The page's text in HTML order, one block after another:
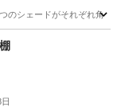
のシェードがそれぞれ角